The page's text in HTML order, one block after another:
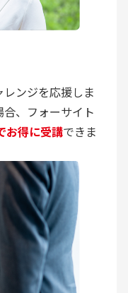
ンジを応援しま
、フォーサイト
お得に受講できま